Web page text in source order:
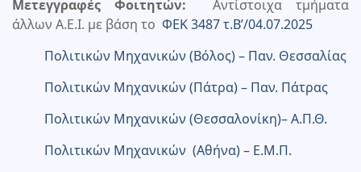
Μετεγγραφές Φοιτητών:
Αντίστοιχα τμήματα
άλλων Α.Ε.Ι. με βάση το ΦΕΚ 3487 τ.Β’/04.07.2025
Πολιτικών Μηχανικών (Βόλος) – Παν. Θεσσαλίας
Πολιτικών Μηχανικών (Πάτρα) – Παν. Πάτρας
Πολιτικών Μηχανικών (Θεσσαλονίκη)– Α.Π.Θ.
Πολιτικών Μηχανικών (Αθήνα) – Ε.Μ.Π.